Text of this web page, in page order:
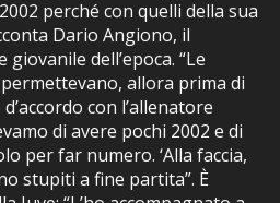
perché con quelli della sua
Dario Angiono, il
dell’epoca. “Le
allora prima di
con l’allenatore
di avere pochi 2002 e di
per far numero. ‘Alla faccia,
stupiti a fine partita”. È